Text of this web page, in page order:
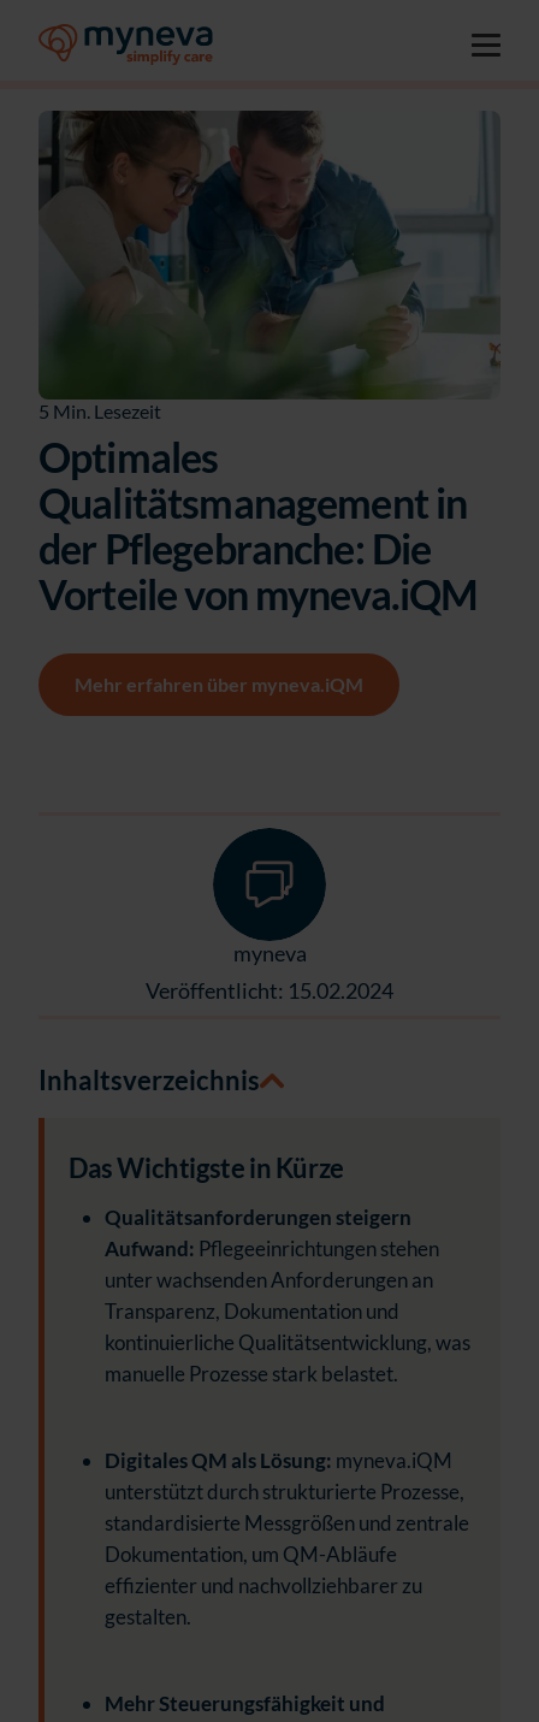
5 Min. Lesezeit
Optimales
Qualitätsmanagement in
der Pflegebranche: Die
Vorteile von myneva.iQM
Mehr erfahren über myneva.iQM
myneva
Veröffentlicht: 15.02.2024
Inhaltsverzeichnis
Das Wichtigste in Kürze
Qualitätsanforderungen steigern
Aufwand: Pflegeeinrichtungen stehen
unter wachsenden Anforderungen an
Transparenz, Dokumentation und
kontinuierliche Qualitätsentwicklung, was
manuelle Prozesse stark belastet.
Digitales QM als Lösung: myneva.iQM
unterstützt durch strukturierte Prozesse,
standardisierte Messgrößen und zentrale
Dokumentation, um QM-Abläufe
effizienter und nachvollziehbarer zu
gestalten.
Mehr Steuerungsfähigkeit und